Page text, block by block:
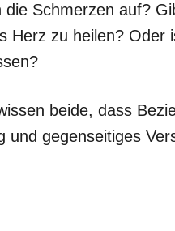
die Schmerzen auf?
Herz zu heilen? Oder
beide, dass
und gegenseitiges